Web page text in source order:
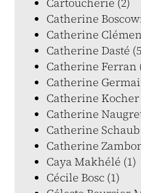
Catherine
Catherine
Catherine Dasté
Catherine Ferran
Catherine
Catherine Kocher
Catherine
Catherine Schaub
Catherine
Caya Makhélé (1)
Cécile Bosc (1)